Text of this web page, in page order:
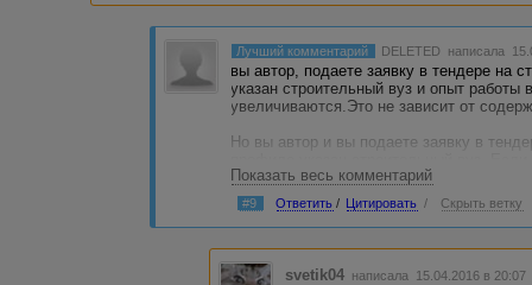
Лучший комментарий DELETED написала
вы автор, подаете заявку в тендере на
указан строительный вуз и опыт
увеличиваются.Это не зависит от
Но вы автор и вы подаете заявку в
рисования, то вы можете заранее
заказчика в "его" тематике. Да, в
строительный вуз, это повысит
отнюдь не уменьшить риски
керамзита или сроков схватывания
противоморозных добавок....
Показать весь комментарий
#9 Ответить / Цитировать / Скрыть ветку
svetik04 написала 15.04.2016 в